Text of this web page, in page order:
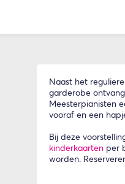
Naast het
garderobe
Meesterpianisten
vooraf en een
Bij deze
kinderkaarten per
worden.